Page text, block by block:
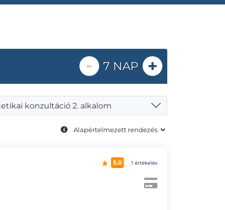
- 7 NAP +
konzultáció 2. alkalom
5.0 1 értékelés